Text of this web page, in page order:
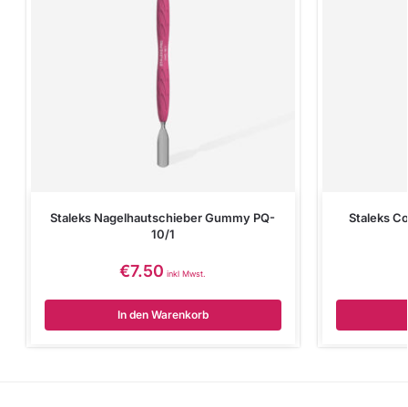
Staleks Nagelhautschieber Gummy PQ-
10/1
€7.50 inkl Mwst.
In den Warenkorb
Staleks